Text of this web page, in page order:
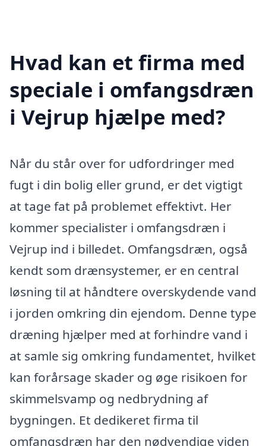
Hvad kan et firma med
speciale i omfangsdræn
i Vejrup hjælpe med?
Når du står over for udfordringer med
fugt i din bolig eller grund, er det vigtigt
at tage fat på problemet effektivt. Her
kommer specialister i omfangsdræn i
Vejrup ind i billedet. Omfangsdræn, også
kendt som drænsystemer, er en central
løsning til at håndtere overskydende vand
i jorden omkring din ejendom. Denne type
dræning hjælper med at forhindre vand i
at samle sig omkring fundamentet, hvilket
kan forårsage skader og øge risikoen for
skimmelsvamp og nedbrydning af
bygningen. Et dedikeret firma til
omfangsdræn har den nødvendige viden